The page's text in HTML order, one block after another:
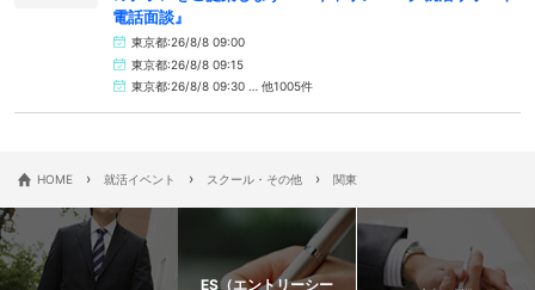
電話面談』
東京都:26/8/8 09:00
東京都:26/8/8 09:15
東京都:26/8/8 09:30 … 他1005件
HOME › 就活イベント › スクール・その他 › 関東
ES（エントリーシー